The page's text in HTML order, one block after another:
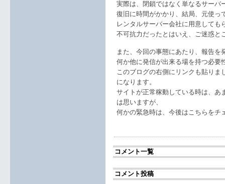
実際は、閉鎖ではなく単なるサーバ
復旧に時間がかかり、結局、元使っ
レンタルサーバー会社に用意して
不可抗力だったとはいえ、ご迷惑と
また、今回の事態にあたり、報告
何か他に発信が出来る場を持つ必要
このブログの右側にリンクも貼りま
になります。
サイトが正常稼動している時は、あ
は思いますが、
何かの緊急時は、今後はこちらをチ
コメント一覧
コメント投稿